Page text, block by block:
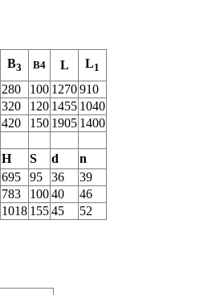
B3 B4 L L1
280 100 1270910
320 120 1455 1040
420 150 1905 1400
H S d
n
695 95 36
39
783 10040
46
1018 15545 52